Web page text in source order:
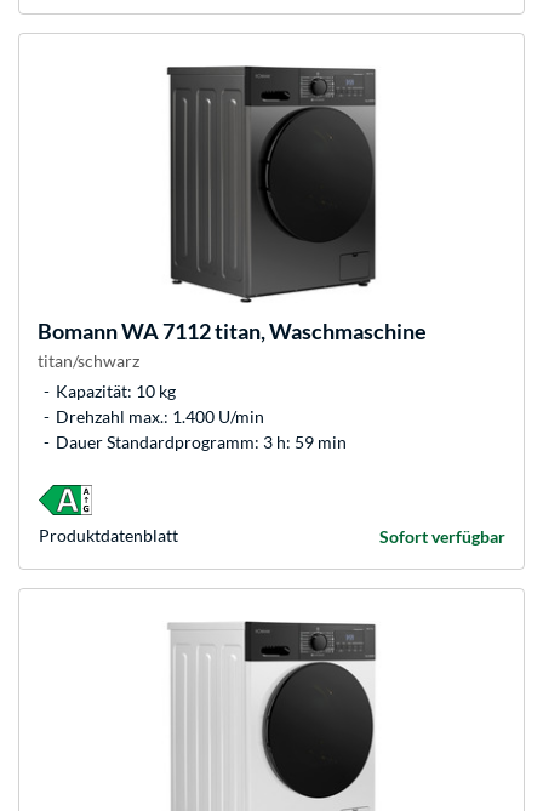
BomannWA 7112 titan, Waschmaschine
titan/schwarz
Kapazität: 10 kg
Drehzahl max.: 1.400 U/min
Dauer Standardprogramm: 3 h: 59 min
Sofort verfügbar
Produkt­datenblatt